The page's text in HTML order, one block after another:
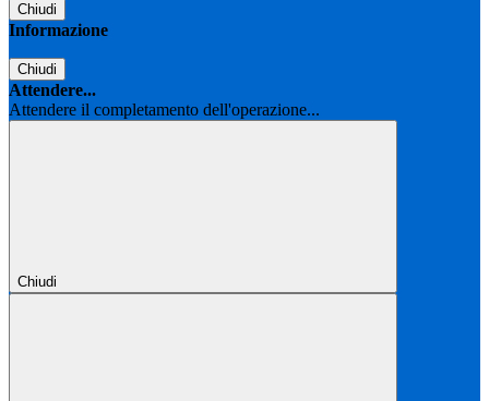
Chiudi
Informazione
Chiudi
Attendere...
Attendere il completamento dell'operazione...
Chiudi